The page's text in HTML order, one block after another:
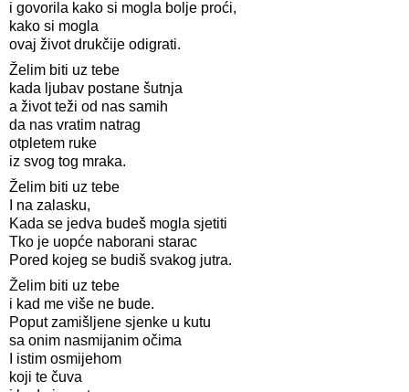
i govorila kako si mogla bolje proći,
kako si mogla
ovaj život drukčije odigrati.
Želim biti uz tebe
kada ljubav postane šutnja
a život teži od nas samih
da nas vratim natrag
otpletem ruke
iz svog tog mraka.
Želim biti uz tebe
I na zalasku,
Kada se jedva budeš mogla sjetiti
Tko je uopće naborani starac
Pored kojeg se budiš svakog jutra.
Želim biti uz tebe
i kad me više ne bude.
Poput zamišljene sjenke u kutu
sa onim nasmijanim očima
I istim osmijehom
koji te čuva